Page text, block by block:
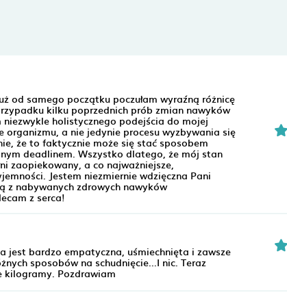
od samego początku poczułam wyraźną różnicę
kilku poprzednich prób zmian nawyków
niezwykle holistycznego podejścia do mojej
organizmu, a nie jedynie procesu wyzbywania się
że to faktycznie może się stać sposobem
deadlinem. Wszystko dlatego, że mój stan
zaopiekowany, a co najważniejsze,
Jestem niezmiernie wdzięczna Pani
z nabywanych zdrowych nawyków
z serca!
bardzo empatyczna, uśmiechnięta i zawsze
sposobów na schudnięcie...I nic. Teraz
kilogramy. Pozdrawiam